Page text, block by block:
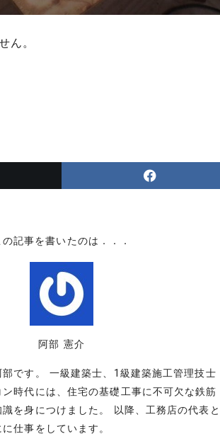
ん。
の記事を書いたのは．．．
阿部 憲介
です。 一級建築士、1級建築施工管理技士
時代には、住宅の基礎工事に不可欠な鉄筋
を身につけました。 以降、工務店の代表と
仕事をしています。